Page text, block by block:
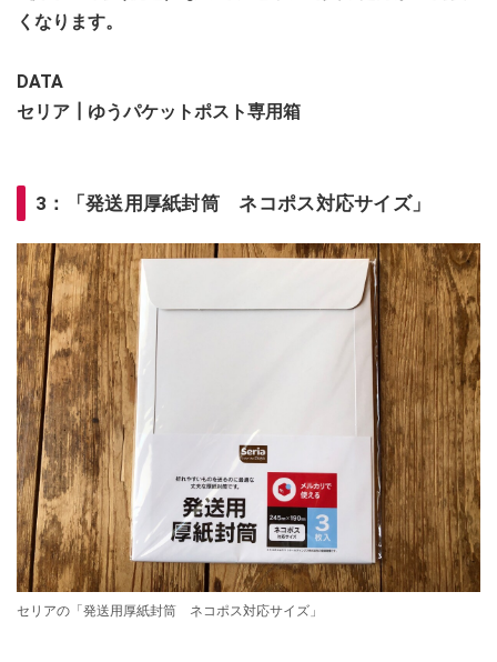
くなります。
DATA
セリア┃ゆうパケットポスト専用箱
3：「発送用厚紙封筒 ネコポス対応サイズ」
セリアの「発送用厚紙封筒 ネコポス対応サイズ」